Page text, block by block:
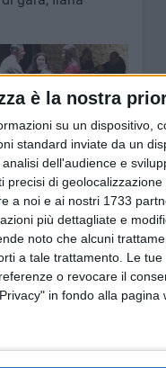
è la nostra
su un dispositivo,
standard inviate da un
dell'audience e
di
a noi e ai nostri 1733
più dettagliate e
noto che alcuni
a tale trattamento. Le
o revocare il
in fondo alla pagina